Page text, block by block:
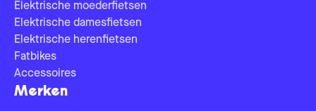
Elektrische moederfietsen
Elektrische damesfietsen
Elektrische herenfietsen
Fatbikes
Accessoires
Merken